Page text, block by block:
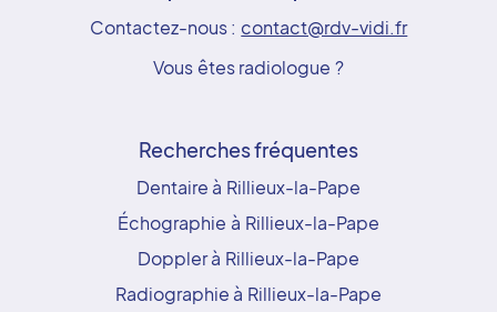
Contactez-nous : contact@rdv-vidi.fr
Vous êtes radiologue ?
Recherches fréquentes
Dentaire à Rillieux-la-Pape
Échographie à Rillieux-la-Pape
Doppler à Rillieux-la-Pape
Radiographie à Rillieux-la-Pape